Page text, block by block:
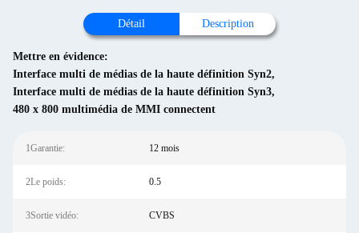
Détail Description
Mettre en évidence:
Interface multi de médias de la haute définition Syn2,
Interface multi de médias de la haute définition Syn3,
480 x 800 multimédia de MMI connectent
1Garantie: 12 mois
2Le poids: 0.5
3Sortie vidéo: CVBS